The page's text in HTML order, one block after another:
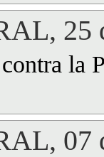
25
la
07